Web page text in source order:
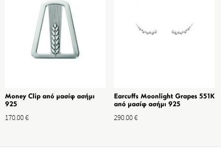
Money Clip από μασίφ ασήμι
925
170.00€
Earcuffs Moonlight Grapes 551K
από μασίφ ασήμι 925
290.00€